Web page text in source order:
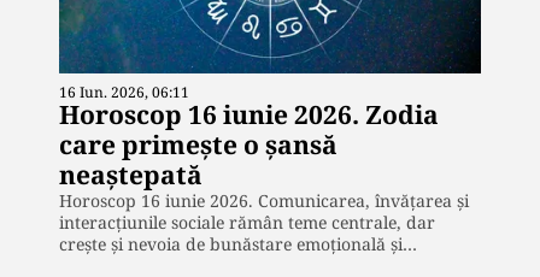
16 Iun. 2026, 06:11
Horoscop 16 iunie 2026. Zodia
care primește o șansă
neaștepată
Horoscop 16 iunie 2026. Comunicarea, învățarea și
interacțiunile sociale rămân teme centrale, dar
crește și nevoia de bunăstare emoțională și…